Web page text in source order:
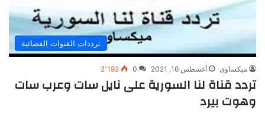
ترددات القنوات الفضائية
ميكساوى أغسطس 16, 2021 0 2٬192
تردد قناة لنا السورية على نايل سات وعرب سات
وهوت بيرد